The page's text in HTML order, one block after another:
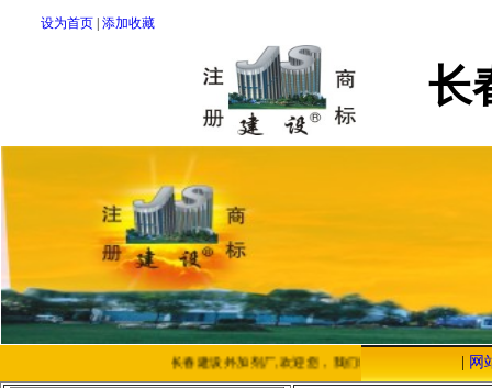
设为首页 添加收藏
长春建设外加剂厂,欢迎您，我们将以优质的服务，低廉网
长